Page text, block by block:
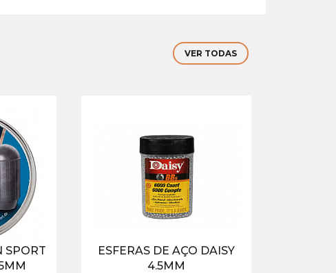
VER TODAS
SPORT
ESFERAS DE AÇO DAISY
4.5MM